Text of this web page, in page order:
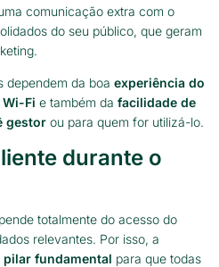
comunicação extra com o
do seu público, que geram
dependem da boa experiência do
Fi e também da facilidade de
gestor ou para quem for utilizá-lo.
durante o
totalmente do acesso do
relevantes. Por isso, a
pilar fundamental para que todas